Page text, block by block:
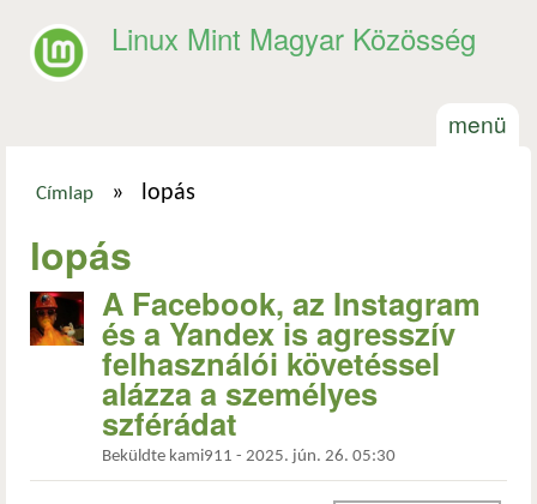
Linux Mint Magyar Közösség
menü
Címlap » lopás
lopás
A Facebook, az Instagram
és a Yandex is agresszív
felhasználói követéssel
alázza a személyes
szférádat
Beküldte kami911 - 2025. jún. 26. 05:30